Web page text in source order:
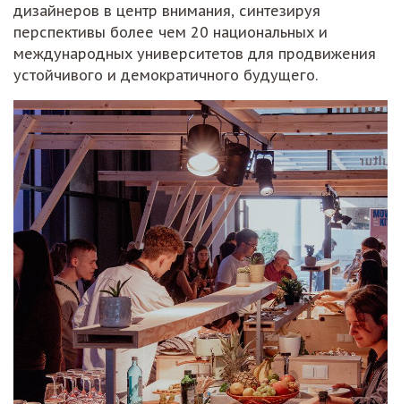
дизайнеров в центр внимания, синтезируя
перспективы более чем 20 национальных и
международных университетов для продвижения
устойчивого и демократичного будущего.